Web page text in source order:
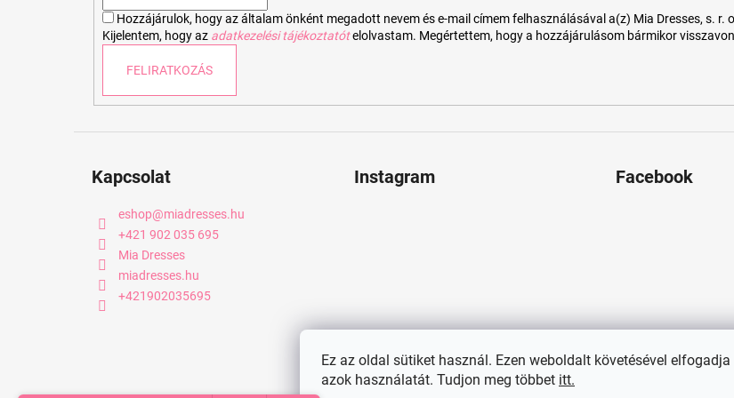
Ez az oldal sütiket használ. Ezen weboldalt követésével elfogadja
azok használatát. Tudjon meg többet itt.
Hozzájárulok, hogy az általam önként megadott nevem és e-mail címem felhasználásával a(z) Mia Dresses, s.
Kijelentem, hogy az adatkezelési tájékoztatót elolvastam. Megértettem, hogy a hozzájárulásom bármikor
FELIRATKOZÁS
Kapcsolat
eshop@miadresses.hu
+421 902 035 695
Mia Dresses
miadresses.hu
+421902035695
Instagram Facebook